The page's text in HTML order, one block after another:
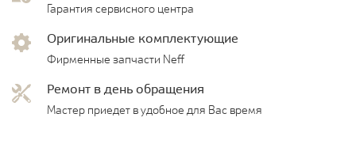
Гарантия сервисного центра
Оригинальные комплектующие
Фирменные запчасти Neff
Ремонт в день обращения
Мастер приедет в удобное для Вас время